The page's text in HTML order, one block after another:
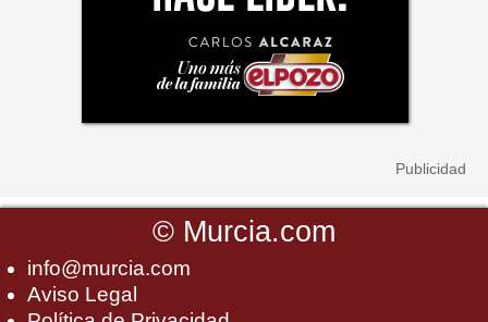
© Murcia.com
info@murcia.com
Aviso Legal